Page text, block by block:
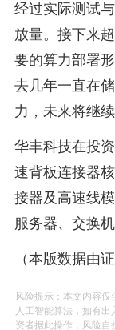
经过实际测试
放量。接下来
要的算力部署
去几年一直在
力，未来将继
华丰科技在投
速背板连接器
接器及高速线
服务器、交换
（本版数据由
风险提示：本文内容
人工智能算法，如有
资者据此操作，风险